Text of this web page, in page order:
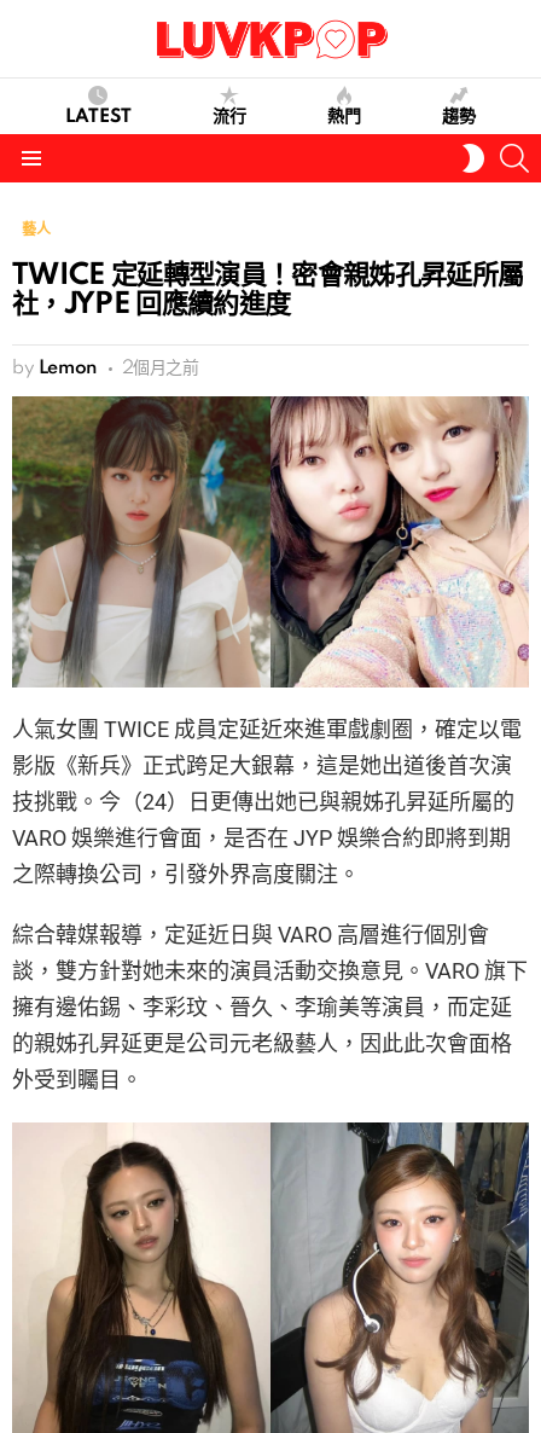
LATEST 流行 熱門 趨勢
SKIN
藝人
TWICE 定延轉型演員！密會親姊孔昇延所屬
社，JYPE 回應續約進度
by Lemon 2個月之前
人氣女團 TWICE 成員定延近來進軍戲劇圈，確定以電
影版《新兵》正式跨足大銀幕，這是她出道後首次演
技挑戰。今（24）日更傳出她已與親姊孔昇延所屬的
VARO 娛樂進行會面，是否在 JYP 娛樂合約即將到期
之際轉換公司，引發外界高度關注。
綜合韓媒報導，定延近日與 VARO 高層進行個別會
談，雙方針對她未來的演員活動交換意見。VARO 旗下
擁有邊佑錫、李彩玟、晉久、李瑜美等演員，而定延
的親姊孔昇延更是公司元老級藝人，因此此次會面格
外受到矚目。